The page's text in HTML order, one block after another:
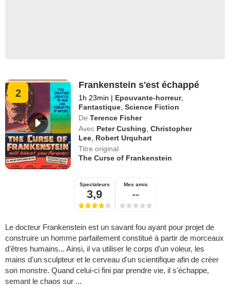
2
Frankenstein s'est échappé
1h 23min | Epouvante-horreur,
Fantastique ,Science Fiction
De Terence Fisher
Avec Peter Cushing ,Christopher
Lee Robert Urquhart
Titre original
The Curse of Frankenstein
Spectateurs
3,9
Mes amis
--
Le docteur Frankenstein est un savant fou ayant pour projet de
construire un homme parfaitement constitué à partir de morceaux
d'êtres humains... Ainsi, il va utiliser le corps d'un voleur, les
mains d'un sculpteur et le cerveau d'un scientifique afin de créer
son monstre. Quand celui-ci fini par prendre vie, il s'échappe,
semant le chaos sur ...